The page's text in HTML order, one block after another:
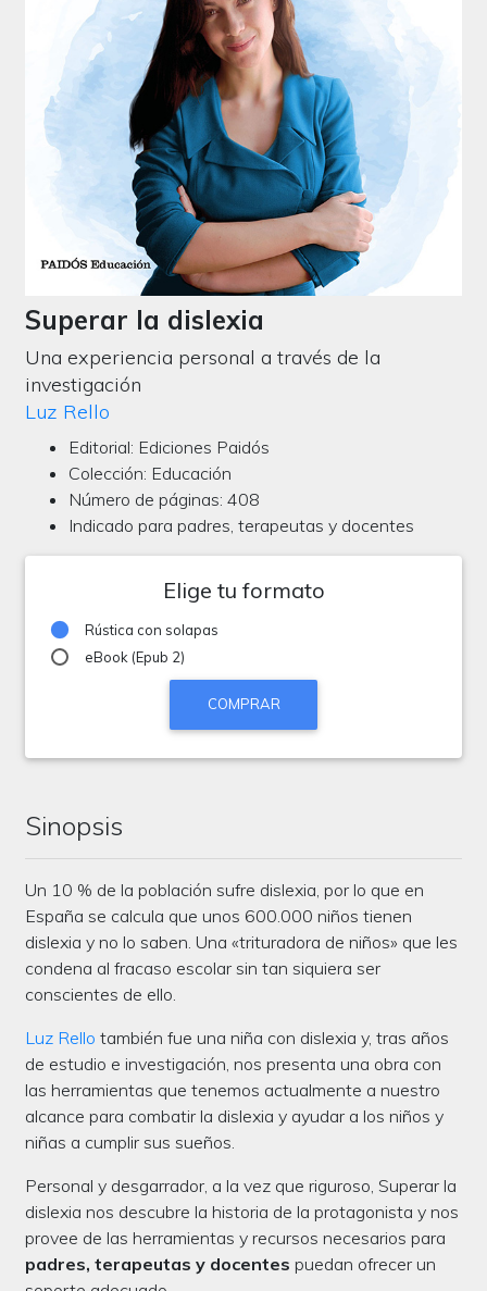
Superar la dislexia
Una experiencia personal a través de la
investigación
Luz Rello
Editorial: Ediciones Paidós
Colección: Educación
Número de páginas: 408
Indicado para padres, terapeutas y docentes
Elige tu formato
Rústica con solapas
eBook (Epub 2)
COMPRAR
Sinopsis
Un 10 % de la población sufre dislexia, por lo que en
España se calcula que unos 600.000 niños tienen
dislexia y no lo saben. Una «trituradora de niños» que les
condena al fracaso escolar sin tan siquiera ser
conscientes de ello.
Luz Rello también fue una niña con dislexia y, tras años
de estudio e investigación, nos presenta una obra con
las herramientas que tenemos actualmente a nuestro
alcance para combatir la dislexia y ayudar a los niños y
niñas a cumplir sus sueños.
Personal y desgarrador, a la vez que riguroso, Superar la
dislexia nos descubre la historia de la protagonista y nos
provee de las herramientas y recursos necesarios para
padres, terapeutas y docentes puedan ofrecer un